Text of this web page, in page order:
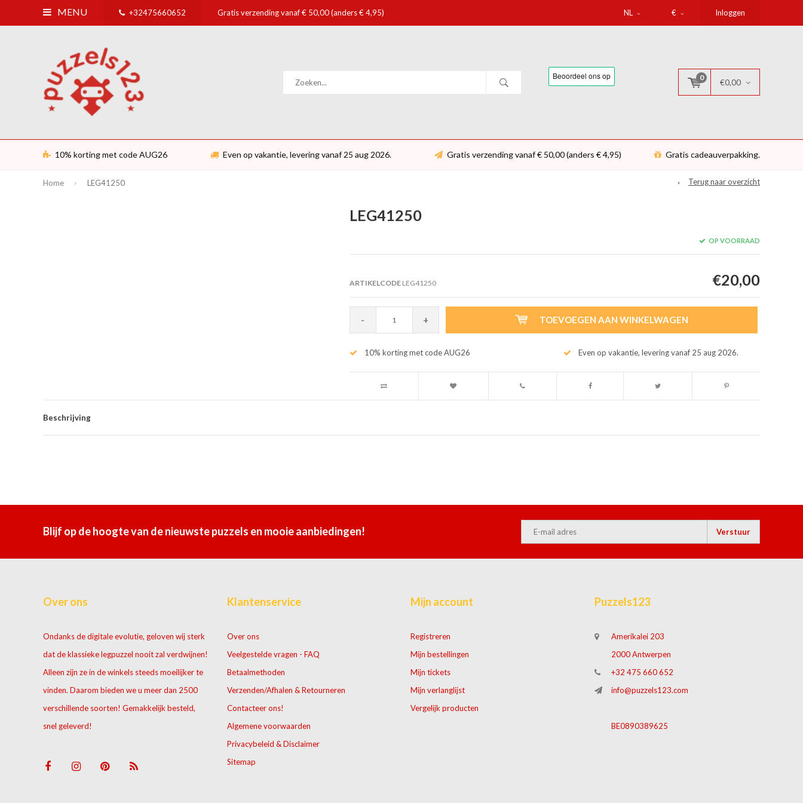
MENU +32475660652 Gratis verzending vanaf € 50,00 (anders € 4,95) NL € Inloggen
0
€0,00
10% korting met code AUG26 Even op vakantie, levering vanaf 25 aug 2026. Gratis verzending vanaf € 50,00 (anders € 4,95) Gratis cadeauverpakking.
Home LEG41250 Terug naar overzicht
LEG41250
OP VOORRAAD
ARTIKELCODELEG41250 €20,00
- + TOEVOEGEN AAN WINKELWAGEN
10% korting met code AUG26 Even op vakantie, levering vanaf 25 aug 2026.
Beschrijving
Blijf op de hoogte van de nieuwste puzzels en mooie aanbiedingen! Verstuur
Over ons
Ondanks de digitale evolutie, geloven wij sterk
dat de klassieke legpuzzel nooit zal verdwijnen!
Alleen zijn ze in de winkels steeds moeilijker te
vinden. Daarom bieden we u meer dan 2500
verschillende soorten! Gemakkelijk besteld,
snel geleverd!
Klantenservice
Over ons
Veelgestelde vragen - FAQ
Betaalmethoden
Verzenden/Afhalen & Retourneren
Contacteer ons!
Algemene voorwaarden
Privacybeleid & Disclaimer
Sitemap
Mijn account
Registreren
Mijn bestellingen
Mijn tickets
Mijn verlanglijst
Vergelijk producten
Puzzels123
Amerikalei 203
2000 Antwerpen
+32 475 660 652
info@puzzels123.com
BE0890389625